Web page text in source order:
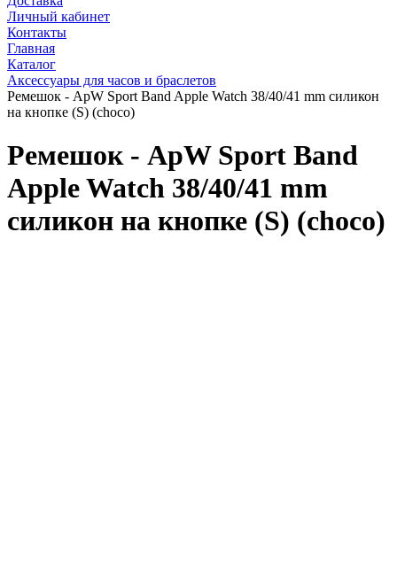
Личный кабинет
Контакты
Главная
Каталог
Аксессуары для часов и браслетов
Ремешок - ApW Sport Band Apple Watch 38/40/41 mm силикон
на кнопке (S) (choco)
Ремешок - ApW Sport Band
Apple Watch 38/40/41 mm
силикон на кнопке (S) (choco)